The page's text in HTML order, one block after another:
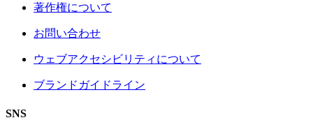
著作権について
お問い合わせ
ウェブアクセシビリティについて
ブランドガイドライン
SNS